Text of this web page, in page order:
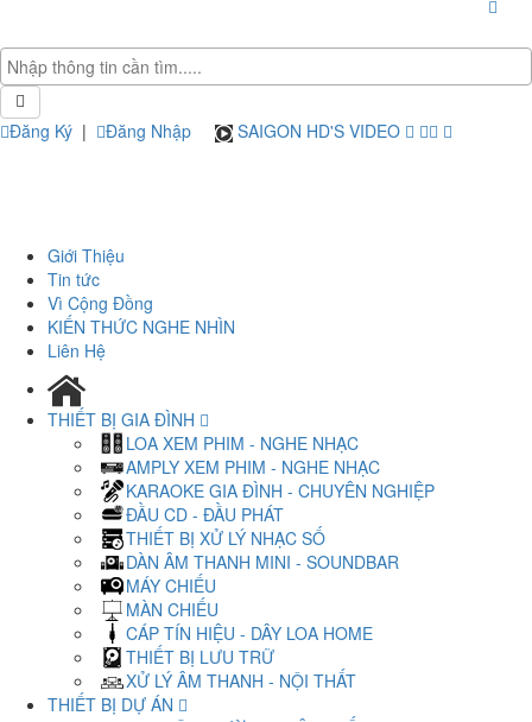
Đăng Ký | Đăng Nhập SAIGON HD'S VIDEO
Giới Thiệu
Tin tức
Vì Cộng Đồng
KIẾN THỨC NGHE NHÌN
Liên Hệ
THIẾT BỊ GIA ĐÌNH
LOA XEM PHIM - NGHE NHẠC
AMPLY XEM PHIM - NGHE NHẠC
KARAOKE GIA ĐÌNH - CHUYÊN NGHIỆP
ĐẦU CD - ĐẦU PHÁT
THIẾT BỊ XỬ LÝ NHẠC SỐ
DÀN ÂM THANH MINI - SOUNDBAR
MÁY CHIẾU
MÀN CHIẾU
CÁP TÍN HIỆU - DÂY LOA HOME
THIẾT BỊ LƯU TRỮ
XỬ LÝ ÂM THANH - NỘI THẤT
THIẾT BỊ DỰ ÁN